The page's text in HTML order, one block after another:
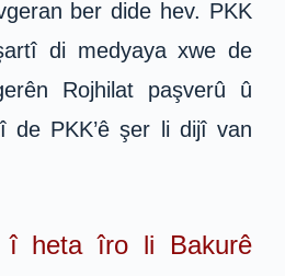
ber dide hev. PKK
di medyaya xwe de
Rojhilat paşverû û
de PKK’ê şer li dijî van
î heta îro li Bakurê